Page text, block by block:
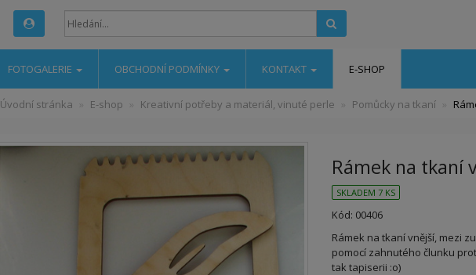
FOTOGALERIE OBCHODNÍ PODMÍNKY KONTAKT E-SHOP
Úvodní stránka E-shop Kreativní potřeby a materiál, vinuté perle Pomůcky na tkaní
Rámek na tkaní
SKLADEM 7 KS
Kód: 00406
Rámek na tkaní vnější, mezi
pomocí zahnutého člunku
tak tapiserii :o)